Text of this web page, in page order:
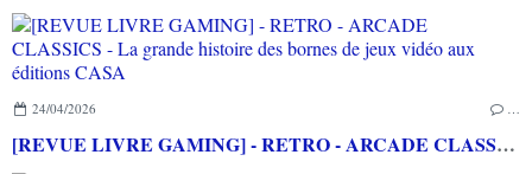
24/04/2026 …
[REVUE LIVRE GAMING] - RETRO - ARCADE CLASSICS - La grande histoire des bornes de jeux vidéo aux éditions CASA